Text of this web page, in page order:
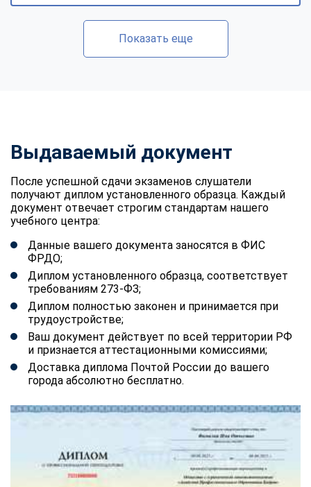
Показать еще
Выдаваемый документ
После успешной сдачи экзаменов слушатели
получают диплом установленного образца. Каждый
документ отвечает строгим стандартам нашего
учебного центра:
Данные вашего документа заносятся в ФИС
ФРДО;
Диплом установленного образца, соответствует
требованиям 273-ФЗ;
Диплом полностью законен и принимается при
трудоустройстве;
Ваш документ действует по всей территории РФ
и признается аттестационными комиссиями;
Доставка диплома Почтой России до вашего
города абсолютно бесплатно.